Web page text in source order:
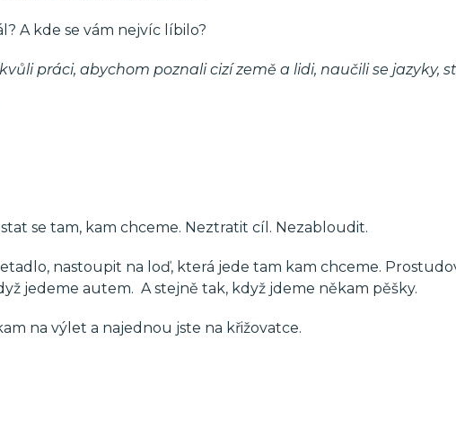
A kde se vám nejvíc líbilo?
práci, abychom poznali cizí země a lidi, naučili se jazyky,
se tam, kam chceme. Neztratit cíl. Nezabloudit.
nastoupit na loď, která jede tam kam chceme.
jedeme autem. A stejně tak, když jdeme někam pěšky.
na výlet a najednou jste na křižovatce.